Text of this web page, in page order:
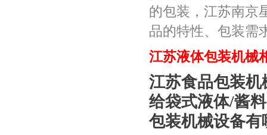
的包装，江苏南京
品的特性、包装需
江苏液体包装机械
江苏食品包装机
给袋式液体/酱
包装机械设备